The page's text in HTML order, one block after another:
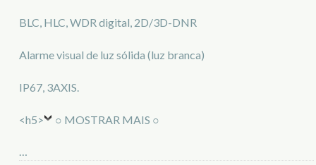
BLC, HLC, WDR digital, 2D/3D-DNR
Alarme visual de luz sólida (luz branca)
IP67, 3AXIS.
<h5> ○ MOSTRAR MAIS ○
…